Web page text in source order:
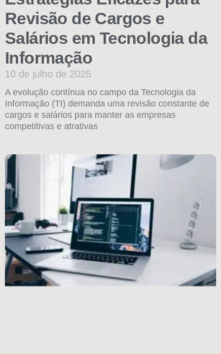
Revisão de Cargos e
Salários em Tecnologia da
Informação
10 de julho de 2025
A evolução contínua no campo da Tecnologia da
Informação (TI) demanda uma revisão constante de
cargos e salários para manter as empresas
competitivas e atrativas